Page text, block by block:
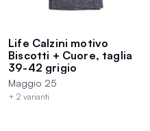
Life Calzini motivo
Biscotti + Cuore, taglia
39-42 grigio
Maggio 25
+ 2 varianti